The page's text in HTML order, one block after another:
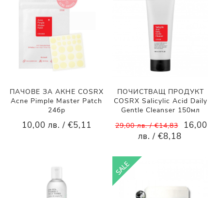
ПАЧОВЕ ЗА АКНЕ COSRX
Acne Pimple Master Patch
24бр
10,00 лв. / €5,11
ПОЧИСТВАЩ ПРОДУКТ
COSRX Salicylic Acid Daily
Gentle Cleanser 150мл
29,00 лв. / €14,83
16,00
лв. / €8,18